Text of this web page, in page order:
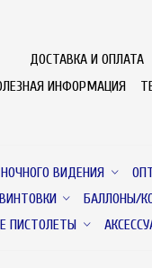
ДОСТАВКА И ОПЛАТА
ИНФОРМАЦИЯ
ВИДЕНИЯ
БАЛЛОНЫ/
ПИСТОЛЕТЫ